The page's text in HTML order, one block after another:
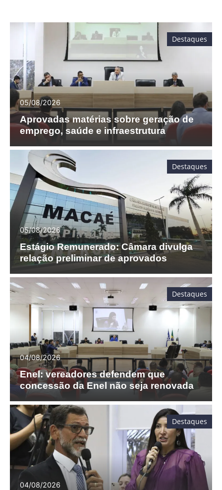
05/08/2026
Aprovadas matérias sobre geração de
emprego, saúde e infraestrutura
Destaques
05/08/2026
Estágio Remunerado: Câmara divulga
relação preliminar de aprovados
Destaques
04/08/2026
Enel: vereadores defendem que
concessão da Enel não seja renovada
Destaques
04/08/2026
Destaques